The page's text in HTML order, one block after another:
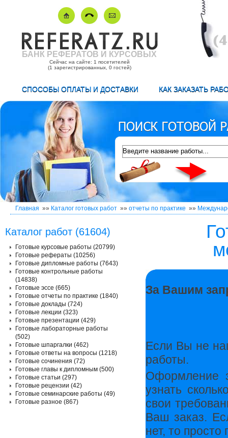
БАНК РЕФЕРАТОВ И КУРСОВЫХ
Сейчас на сайте: 1 посетителей
(1 зарегистрированных, 0 гостей)
СПОСОБЫ ОПЛАТЫ И ДОСТАВКИ КАК ЗАКАЗАТЬ
Главная »» Каталог готовых работ »» отчеты по практике »»
За Вашим
Если Вы не
работы.
Оформление
узнать
свои
Ваш заказ.
нет, то
Каталог работ (61604)
Готовые курсовые работы (20799)
Готовые рефераты (10256)
Готовые дипломные работы (7643)
Готовые контрольные работы
(14838)
Готовые эссе (665)
Готовые отчеты по практике (1840)
Готовые доклады (724)
Готовые лекции (323)
Готовые презентации (429)
Готовые лабораторные работы
(502)
Готовые шпаргалки (462)
Готовые ответы на вопросы (1218)
Готовые сочинения (72)
Готовые главы к дипломным (500)
Готовые статьи (297)
Готовые рецензии (42)
Готовые семинарские работы (49)
Готовые разное (867)